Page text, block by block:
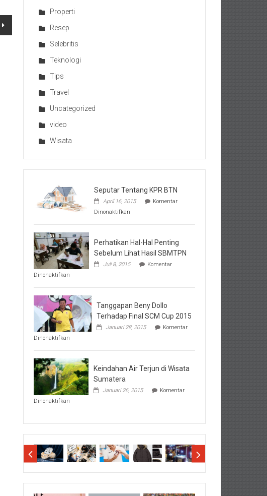
Properti
Resep
Selebritis
Teknologi
Tips
Travel
Uncategorized
video
Wisata
Seputar Tentang KPR BTN
April 16, 2015
Komentar
Dinonaktifkan
Tentang
BTN
Perhatikan Hal-Hal Penting
Sebelum Lihat Hasil SBMTPN
Juli 8, 2015
Komentar
Dinonaktifkan
Hal-
Hal
Penting
Sebelum
Lihat
Hasil
Tanggapan Beny Dollo
Terhadap Final SCM Cup 2015
Januari 28, 2015
Komentar
Dinonaktifkan
Beny
Dollo
Terhadap
Final
SCM
Cup
Keindahan Air Terjun di Wisata
Sumatera
Januari 26, 2015
Komentar
Dinonaktifkan
Terjun
Sumatera